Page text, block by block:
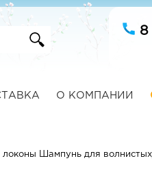
8
О КОМПАНИИ
локоны Шампунь для